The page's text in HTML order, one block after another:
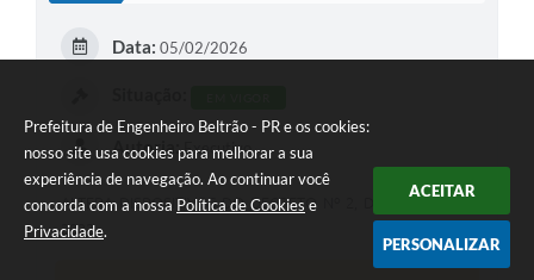
Prefeitura de Engenheiro Beltrão - PR e os cookies:
nosso site usa cookies para melhorar a sua
experiência de navegação. Ao continuar você
concorda com a nossa Política de Cookies e
Privacidade.
ACEITAR
PERSONALIZAR
Data: 05/02/2026
Autoria:Executivo
ALTERA DISPOSITIVOS DO DECRETO Nº 2, DE JANEIRO DE
2022.